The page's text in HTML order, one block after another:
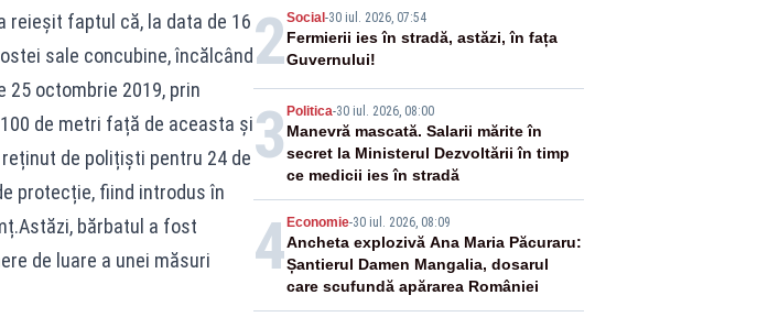
reieșit faptul că, la data de 16
sale concubine, încălcând
octombrie 2019, prin
de metri față de aceasta și
de polițiști pentru 24 de
protecție, fiind introdus în
bărbatul a fost
de luare a unei măsuri
2Social -30 iul. 2026, 07:54
Fermierii ies în stradă, astăzi, în fața
Guvernului!
3 Politica-30 iul. 2026, 08:00
Manevră mascată. Salarii mărite în
secret la Ministerul Dezvoltării în timp
ce medicii ies în stradă
4 Economie-30 iul. 2026, 08:09
Ancheta explozivă Ana Maria Păcuraru:
Șantierul Damen Mangalia, dosarul
care scufundă apărarea României